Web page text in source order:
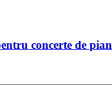
concerte de pian